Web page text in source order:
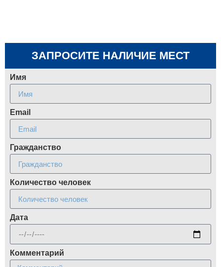
ЗАПРОСИТЕ НАЛИЧИЕ МЕСТ
Имя
Email
Гражданство
Количество человек
Дата
Комментарий